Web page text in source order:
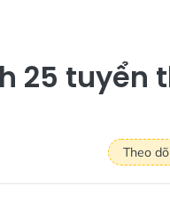
25 tuyển
Theo